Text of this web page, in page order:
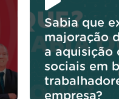
Sabia que
majoração
a aquisição
sociais em
empresa?